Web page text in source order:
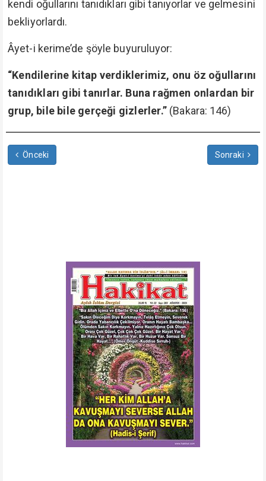
kendi oğullarını tanıdıkları gibi tanıyorlar ve gelmesini
bekliyorlardı.
Âyet-i kerime’de şöyle buyuruluyor:
“Kendilerine kitap verdiklerimiz, onu öz oğullarını
tanıdıkları gibi tanırlar. Buna rağmen onlardan bir
grup, bile bile gerçeği gizlerler.” (Bakara: 146)
Önceki Sonraki